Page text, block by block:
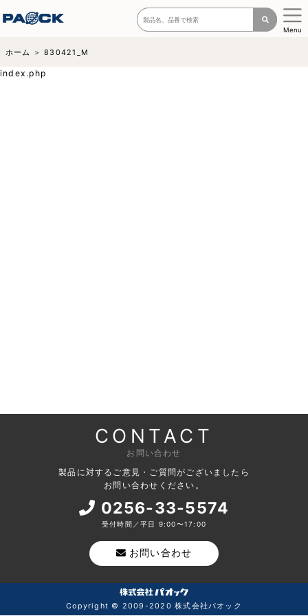
Menu
ホーム 830421_M
index.php
CONTACT
お問い合わせ
製品に対するご意見・ご質問がございましたら
お問い合わせください。
0256-33-5574
受付時間／平日 9:00〜17:00
お問い合わせ
Copyright © 2009-2020 株式会社パオック